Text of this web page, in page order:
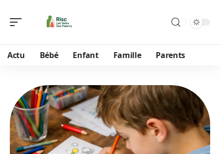
Actu Bébé Enfant Famille Parents